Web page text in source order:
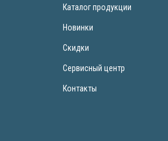
Каталог продукции
Новинки
Скидки
Сервисный центр
Контакты